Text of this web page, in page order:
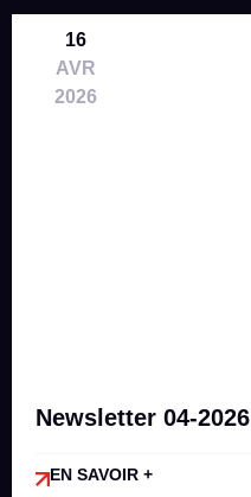
16
AVR
2026
Newsletter 04-2026
EN SAVOIR +